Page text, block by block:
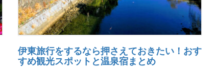
伊東旅行をするなら押さえておきたい！おす
すめ観光スポットと温泉宿まとめ